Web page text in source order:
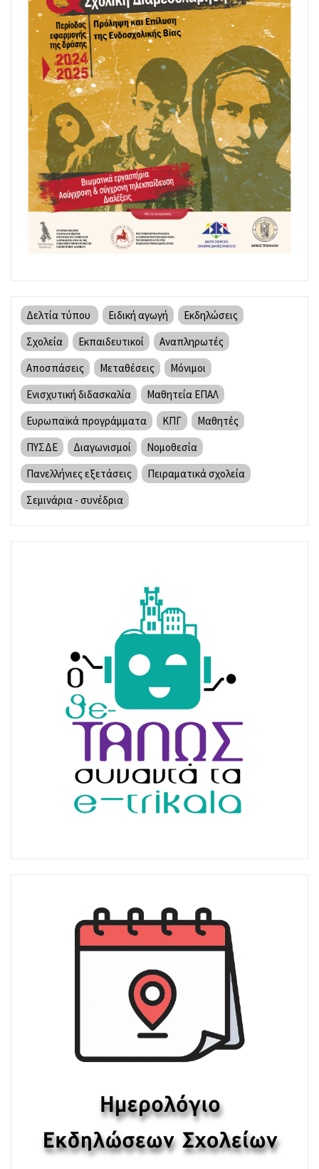
Δελτία τύπου Ειδική αγωγή
Εκδηλώσεις
Σχολεία
Εκπαιδευτικοί
Αναπληρωτές
Αποσπάσεις
Μεταθέσεις
Μόνιμοι
Ενισχυτική διδασκαλία
Μαθητεία ΕΠΑΛ
Ευρωπαϊκά προγράμματα
ΚΠΓ
Μαθητές
ΠΥΣΔΕ
Διαγωνισμοί
Νομοθεσία
Πανελλήνιες εξετάσεις
Πειραματικά σχολεία
Σεμινάρια - συνέδρια